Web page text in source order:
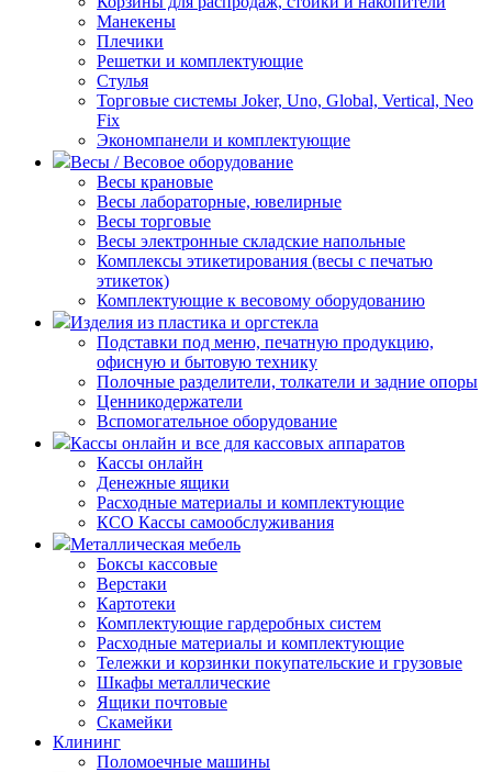
Манекены
Плечики
Решетки и комплектующие
Стулья
Торговые системы Joker, Uno, Global, Vertical, Neo
Fix
Экономпанели и комплектующие
Весы / Весовое оборудование
Весы крановые
Весы лабораторные, ювелирные
Весы торговые
Весы электронные складские напольные
Комплексы этикетирования (весы с печатью
этикеток)
Комплектующие к весовому оборудованию
Изделия из пластика и оргстекла
Подставки под меню, печатную продукцию,
офисную и бытовую технику
Полочные разделители, толкатели и задние опоры
Ценникодержатели
Вспомогательное оборудование
Кассы онлайн и все для кассовых аппаратов
Кассы онлайн
Денежные ящики
Расходные материалы и комплектующие
КСО Кассы самообслуживания
Металлическая мебель
Боксы кассовые
Верстаки
Картотеки
Комплектующие гардеробных систем
Расходные материалы и комплектующие
Тележки и корзинки покупательские и грузовые
Шкафы металлические
Ящики почтовые
Скамейки
Клининг
Поломоечные машины